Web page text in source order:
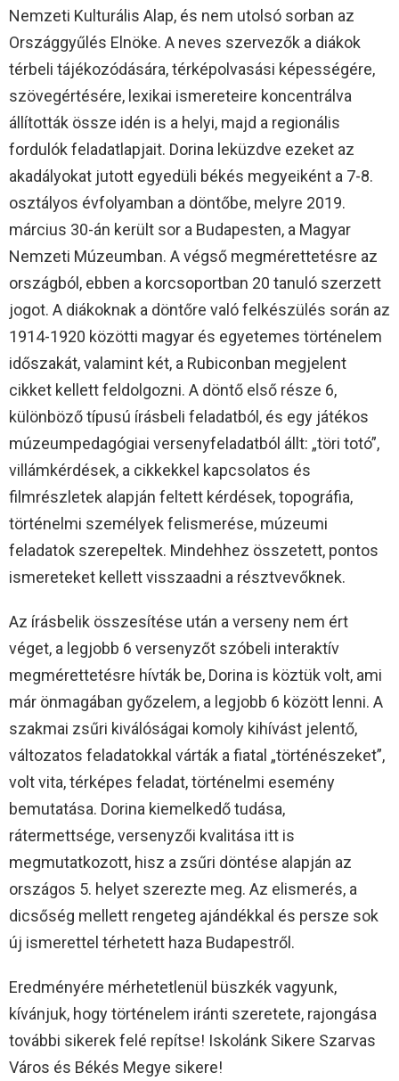
Nemzeti Kulturális Alap, és nem utolsó sorban az
Országgyűlés Elnöke. A neves szervezők a diákok
térbeli tájékozódására, térképolvasási képességére,
szövegértésére, lexikai ismereteire koncentrálva
állították össze idén is a helyi, majd a regionális
fordulók feladatlapjait. Dorina leküzdve ezeket az
akadályokat jutott egyedüli békés megyeiként a 7-8.
osztályos évfolyamban a döntőbe, melyre 2019.
március 30-án került sor a Budapesten, a Magyar
Nemzeti Múzeumban. A végső megmérettetésre az
országból, ebben a korcsoportban 20 tanuló szerzett
jogot. A diákoknak a döntőre való felkészülés során az
1914-1920 közötti magyar és egyetemes történelem
időszakát, valamint két, a Rubiconban megjelent
cikket kellett feldolgozni. A döntő első része 6,
különböző típusú írásbeli feladatból, és egy játékos
múzeumpedagógiai versenyfeladatból állt: „töri totó”,
villámkérdések, a cikkekkel kapcsolatos és
filmrészletek alapján feltett kérdések, topográfia,
történelmi személyek felismerése, múzeumi
feladatok szerepeltek. Mindehhez összetett, pontos
ismereteket kellett visszaadni a résztvevőknek.
Az írásbelik összesítése után a verseny nem ért
véget, a legjobb 6 versenyzőt szóbeli interaktív
megmérettetésre hívták be, Dorina is köztük volt, ami
már önmagában győzelem, a legjobb 6 között lenni. A
szakmai zsűri kiválóságai komoly kihívást jelentő,
változatos feladatokkal várták a fiatal „történészeket”,
volt vita, térképes feladat, történelmi esemény
bemutatása. Dorina kiemelkedő tudása,
rátermettsége, versenyzői kvalitása itt is
megmutatkozott, hisz a zsűri döntése alapján az
országos 5. helyet szerezte meg. Az elismerés, a
dicsőség mellett rengeteg ajándékkal és persze sok
új ismerettel térhetett haza Budapestről.
Eredményére mérhetetlenül büszkék vagyunk,
kívánjuk, hogy történelem iránti szeretete, rajongása
további sikerek felé repítse! Iskolánk Sikere Szarvas
Város és Békés Megye sikere!